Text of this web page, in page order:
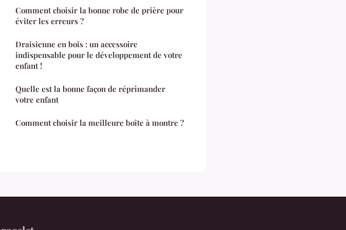
Comment choisir la bonne robe de prière pour
éviter les erreurs ?
Draisienne en bois : un accessoire
indispensable pour le développement de votre
enfant !
Quelle est la bonne façon de réprimander
votre enfant
Comment choisir la meilleure boîte à montre ?